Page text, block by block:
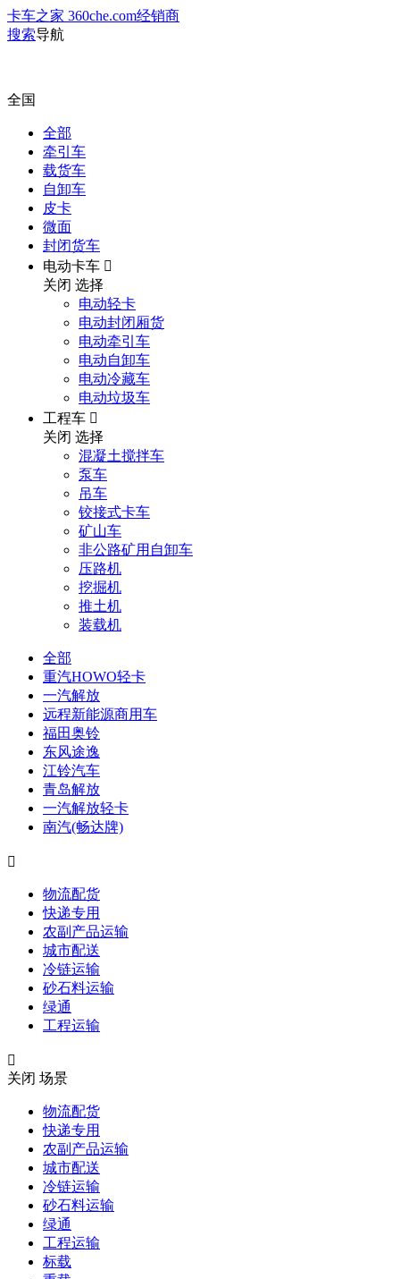
卡车之家 360che.com经销商
搜索导航
全国
全部
牵引车
载货车
自卸车
皮卡
微面
封闭货车
电动卡车 
关闭 选择
电动轻卡
电动封闭厢货
电动牵引车
电动自卸车
电动冷藏车
电动垃圾车
工程车 
关闭 选择
混凝土搅拌车
泵车
吊车
铰接式卡车
矿山车
非公路矿用自卸车
压路机
挖掘机
推土机
装载机
全部
重汽HOWO轻卡
一汽解放
远程新能源商用车
福田奥铃
东风途逸
江铃汽车
青岛解放
一汽解放轻卡
南汽(畅达牌)

物流配货
快递专用
农副产品运输
城市配送
冷链运输
砂石料运输
绿通
工程运输

关闭 场景
物流配货
快递专用
农副产品运输
城市配送
冷链运输
砂石料运输
绿通
工程运输
标载